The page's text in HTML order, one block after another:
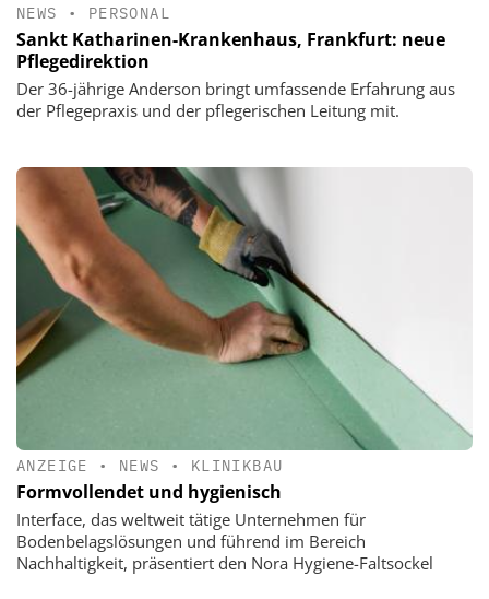
NEWS • PERSONAL
Sankt Katharinen-Krankenhaus, Frankfurt: neue
Pflegedirektion
Der 36-jährige Anderson bringt umfassende Erfahrung aus
der Pflegepraxis und der pflegerischen Leitung mit.
ANZEIGE • NEWS • KLINIKBAU
Formvollendet und hygienisch
Interface, das weltweit tätige Unternehmen für
Bodenbelagslösungen und führend im Bereich
Nachhaltigkeit, präsentiert den Nora Hygiene-Faltsockel